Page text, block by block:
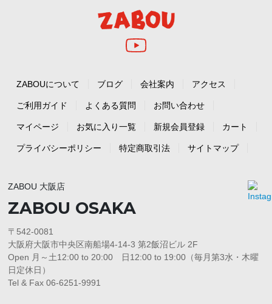
ZABOUについて ブログ 会社案内 アクセス
ご利用ガイド よくある質問 お問い合わせ
マイページ お気に入り一覧 新規会員登録 カート
プライバシーポリシー 特定商取引法 サイトマップ
ZABOU 大阪店
ZABOU OSAKA
〒542-0081
大阪府大阪市中央区南船場4-14-3 第2飯沼ビル 2F
Open 月～土12:00 to 20:00 日12:00 to 19:00（毎月第3水・木曜
日定休日）
Tel & Fax 06-6251-9991